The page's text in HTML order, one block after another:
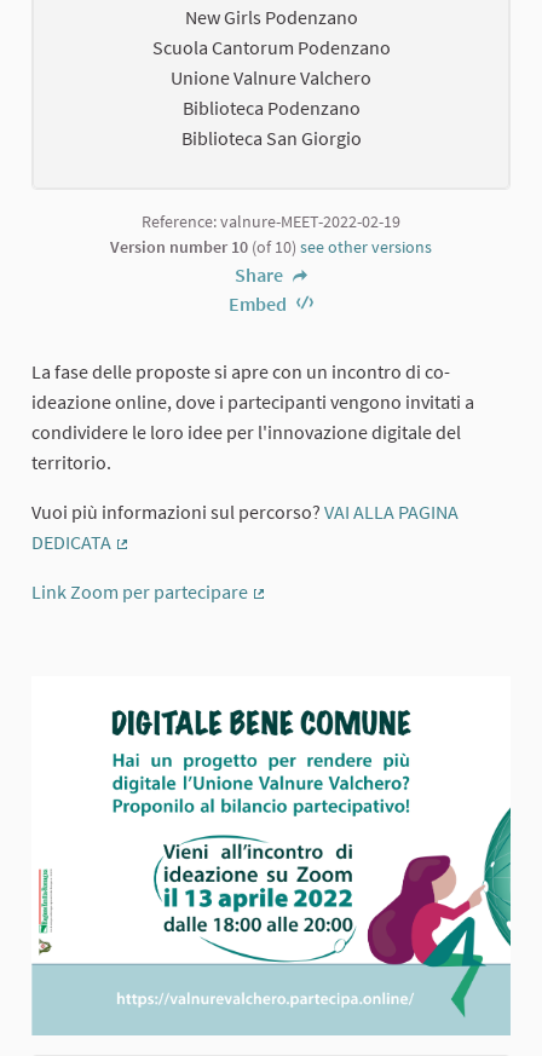
New Girls Podenzano
Scuola Cantorum Podenzano
Unione Valnure Valchero
Biblioteca Podenzano
Biblioteca San Giorgio
Reference: valnure-MEET-2022-02-19
Version number 10 (of 10) see other versions
Share
Embed
La fase delle proposte si apre con un incontro di co-
ideazione online, dove i partecipanti vengono invitati a
condividere le loro idee per l'innovazione digitale del
territorio.
Vuoi più informazioni sul percorso? VAI ALLA PAGINA
DEDICATA
Link Zoom per partecipare